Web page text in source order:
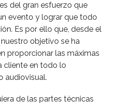
del gran esfuerzo que
evento y lograr que todo
Es por ello que, desde el
objetivo se ha
proporcionar las máximas
cliente en todo lo
audiovisual.
de las partes técnicas